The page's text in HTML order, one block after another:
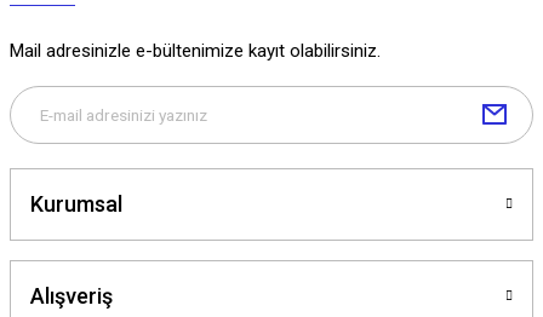
Mail adresinizle e-bültenimize kayıt olabilirsiniz.
Kurumsal
Alışveriş